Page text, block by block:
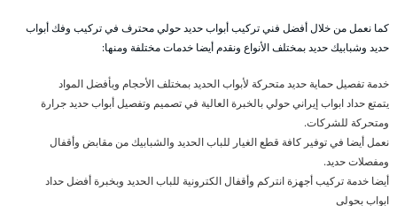
كما نعمل من خلال أفضل فني تركيب أبواب حديد حولي محترف في تركيب وفك أبواب
حديد وشبابيك حديد بمختلف الأنواع ونقدم أيضا خدمات مختلفة ومنها:
خدمة تفصيل حماية حديد متحركة لأبواب الحديد بمختلف الأحجام وبأفضل المواد
يتمتع حداد ابواب إيراني حولي بالخبرة العالية في تصميم وتفصيل أبواب حديد جرارة
ومتحركة للشركات.
نعمل أيضا في توفير كافة قطع الغيار للباب الحديد والشبابيك من مقابض وأقفال
ومفصلات حديد.
أيضا خدمة تركيب أجهزة انتركم وأقفال الكترونية للباب الحديد وبخبرة أفضل حداد
ابواب بحولي